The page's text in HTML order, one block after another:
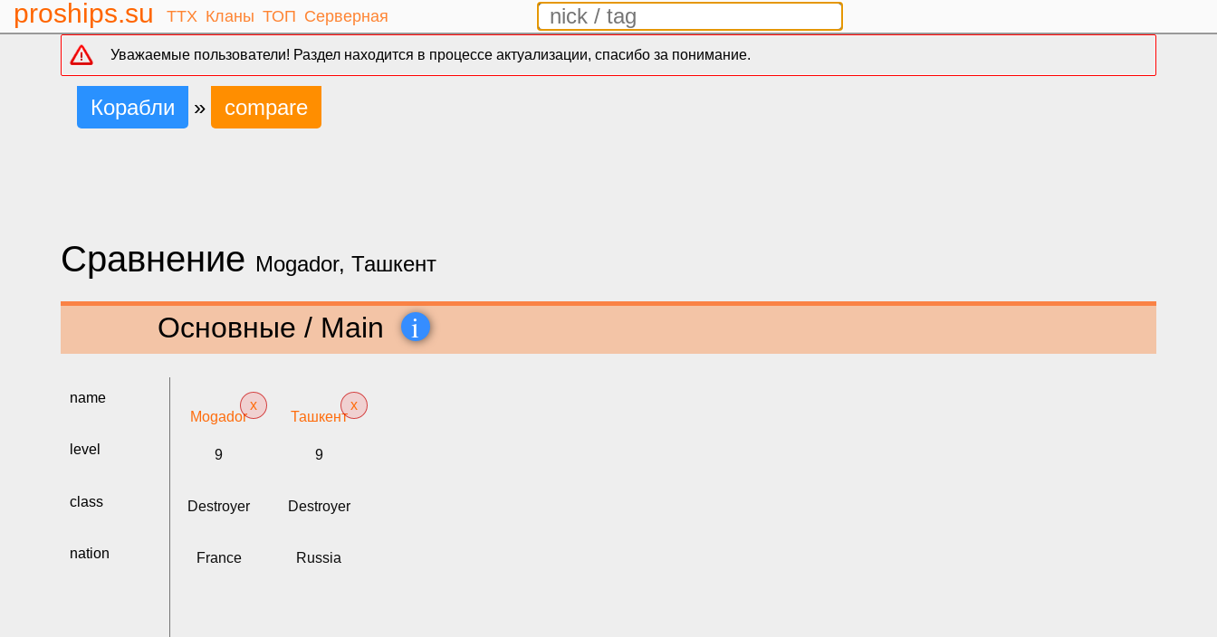
proships.su ТТХ Кланы ТОП Серверная
Уважаемые пользователи! Раздел находится в процессе актуализации, спасибо за понимание.
Корабли » compare
Сравнение Mogador, Ташкент
Основные / Main i
name
level
class
nation
Mogador
x
9
Destroyer
France
Ташкент
x
9
Destroyer
Russia